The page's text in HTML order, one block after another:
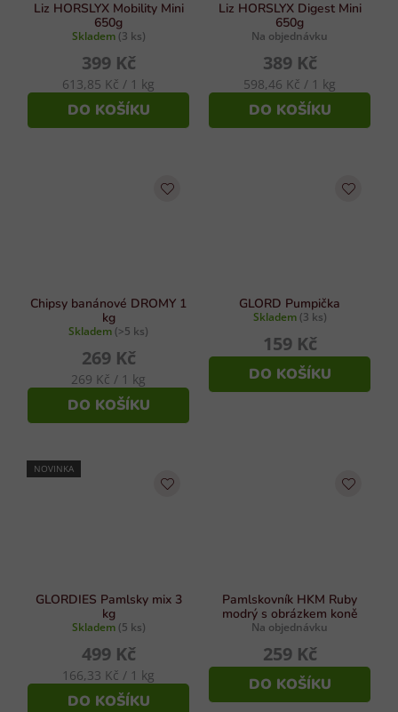
Liz HORSLYX Mobility Mini
650g
Skladem (3 ks)
399 Kč
Měrná
cena:
613,85 Kč / 1 kg
DO KOŠÍKU
Liz HORSLYX Digest Mini
650g
Na objednávku
389 Kč
Měrná
cena:
598,46 Kč / 1 kg
DO KOŠÍKU
Chipsy banánové DROMY 1
kg
Skladem (>5 ks)
269 Kč
Měrná
cena:
269 Kč / 1 kg
DO KOŠÍKU
GLORD Pumpička
Skladem (3 ks)
159 Kč
DO KOŠÍKU
NOVINKA
GLORDIES Pamlsky mix 3
kg
Skladem (5 ks)
499 Kč
Měrná
166,33 Kč / 1 kg
DO KOŠÍKU
Pamlskovník HKM Ruby
modrý s obrázkem koně
Na objednávku
259 Kč
DO KOŠÍKU